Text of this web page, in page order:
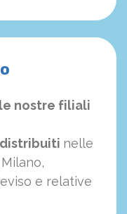
nostre filiali
nelle
e relative